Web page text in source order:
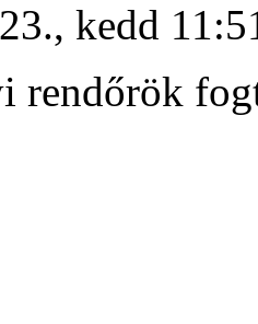
kedd
rendőrök